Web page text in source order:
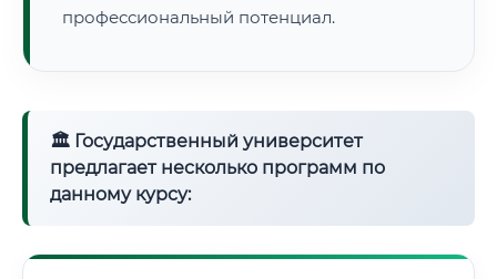
профессиональный потенциал.
🏛 Государственный университет
предлагает несколько программ по
данному курсу: